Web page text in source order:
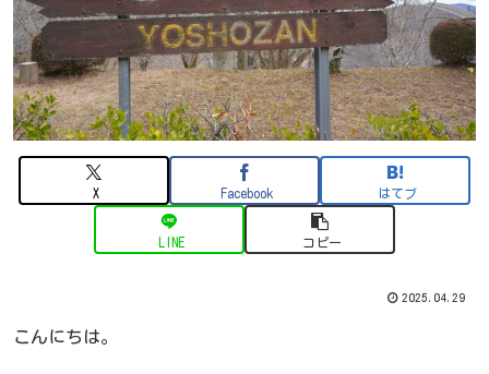
X Facebook はてブ
LINE コピー
2025.04.29
こんにちは。